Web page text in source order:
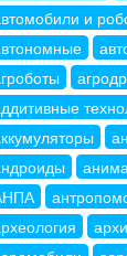
и